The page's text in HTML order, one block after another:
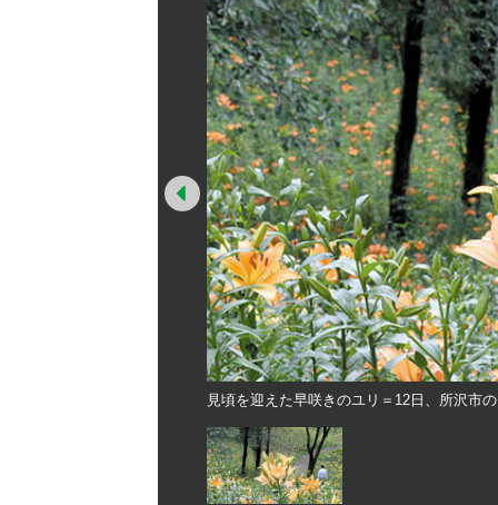
見頃を迎えた早咲きのユリ＝12日、所沢市
Prev